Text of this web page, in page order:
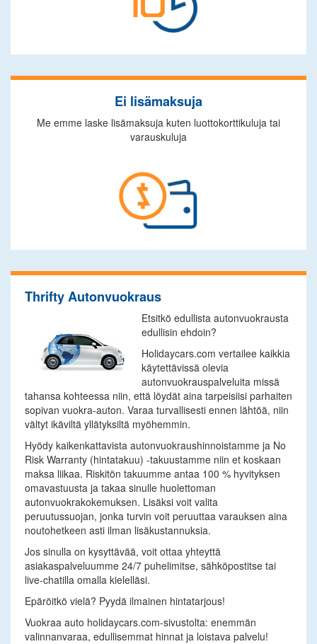
Ei lisämaksuja
Me emme laske lisämaksuja kuten luottokorttikuluja tai
varauskuluja
Thrifty Autonvuokraus
Etsitkö edullista autonvuokrausta
edullisin ehdoin?
Holidaycars.com vertailee kaikkia
käytettävissä olevia
autonvuokrauspalveluita missä
tahansa kohteessa niin, että löydät aina tarpeisiisi parhaiten
sopivan vuokra-auton. Varaa turvallisesti ennen lähtöä, niin
vältyt ikäviltä yllätyksiltä myöhemmin.
Hyödy kaikenkattavista autonvuokraushinnoistamme ja No
Risk Warranty (hintatakuu) -takuustamme niin et koskaan
maksa liikaa. Riskitön takuumme antaa 100 % hyvityksen
omavastuusta ja takaa sinulle huolettoman
autonvuokrakokemuksen. Lisäksi voit valita
peruutussuojan, jonka turvin voit peruuttaa varauksen aina
noutohetkeen asti ilman lisäkustannuksia.
Jos sinulla on kysyttävää, voit ottaa yhteyttä
asiakaspalveluumme 24/7 puhelimitse, sähköpostitse tai
live-chatilla omalla kielelläsi.
Epäröitkö vielä? Pyydä ilmainen hintatarjous!
Vuokraa auto holidaycars.com-sivustolta: enemmän
valinnanvaraa, edullisemmat hinnat ja loistava palvelu!